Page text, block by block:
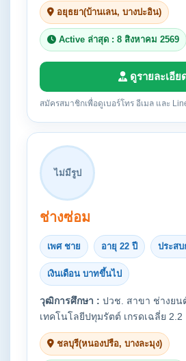
อยุธยา(บ้านเลน, บางปะอิน)
Active ล่าสุด : 8 สิงหาคม 2569
ดูรายละเอีย
สมัครสมาชิกเพื่อดูเบอร์โทร อีเมล และ
ไม่มีรูป
ช่างซ่อม
เพศ ชาย อายุ 22 ปี ประส
เงินเดือน บาทขึ้นไป
วุฒิการศึกษา : ปวช. สาขา ช่างยน
เทคโนโลยีปทุมรัตต์ เกรดเฉลี่ย 2.2
ชลบุรี(หนองปรือ, บางละมุง)